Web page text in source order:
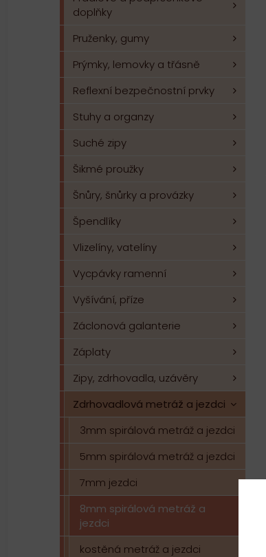
doplňky
Pruženky, gumy
Prýmky, lemovky a třásně
Reflexní bezpečnostní prvky
Stuhy a organzy
Suché zipy
Šikmé proužky
Šnůry, šnůrky a provázky
Špendlíky
Vlizelíny, vatelíny
Vycpávky ramenní
Vyšívání, příze
Záclonová galanterie
Záplaty
Zipy, zdrhovadla, uzávěry
Zdrhovadlová metráž a jezdci
3mm spirálová metráž a jezdci
5mm spirálová metráž a jezdci
7mm jezdci
8mm spirálová metráž a
jezdci
kostěná metráž a jezdci